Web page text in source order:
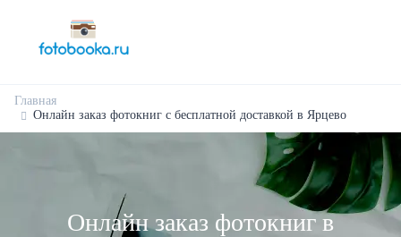
Главная
Онлайн заказ фотокниг с бесплатной доставкой в Ярцево
Онлайн заказ фотокниг в